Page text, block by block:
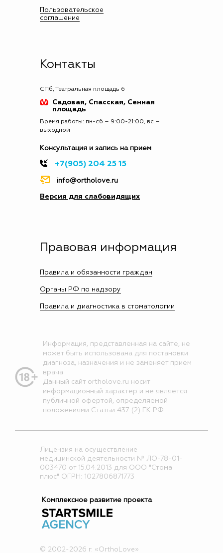
Пользовательское
соглашение
Контакты
СПб, Театральная площадь 6
Садовая, Спасская, Сенная
площадь
Время работы: пн-сб – 9:00-21:00, вс –
выходной
Консультация и запись на прием
+7(905) 204 25 15
info@ortholove.ru
Версия для слабовидящих
Правовая информация
Правила и обязанности граждан
Органы РФ по надзору
Правила и диагностика в стоматологии
Информация, представленная на сайте, не
может быть использована для постановки
диагноза, назначения и не заменяет прием
врача.
Данный сайт ortholove.ru носит
информационный характер и не является
публичной офертой, определяемой
положениями Статьи 437 (2) ГК РФ.
Лицензия на осуществление
медицинской деятельности № ЛО-78-01-
003470 от 15.04.2013 для ООО "Стома
плюс" ОГРН: 1027806871773
Комплексное развитие проекта
© 2002-2026 г. «OrthoLove»